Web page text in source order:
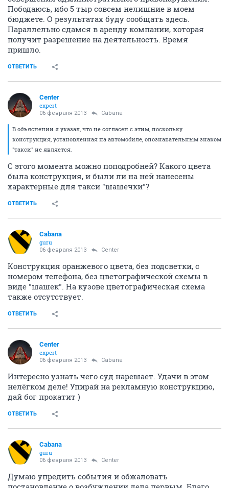
Пободаюсь, ибо 5 тыр совсем нелишние в моем
бюджете. О результатах буду сообщать здесь.
Параллельно сдамся в аренду компании, которая
получит разрешение на деятельность. Время
пришло.
ОТВЕТИТЬ
Center
expert
06 февраля 2013 Cabana
В объяснении я указал, что не согласен с этим, поскольку
конструкция, установленная на автомобиле, опознавательным знаком
"такси" не является.
С этого момента можно поподробней? Какого цвета
была конструкция, и были ли на ней нанесены
характерные для такси "шашечки"?
ОТВЕТИТЬ
Cabana
guru
06 февраля 2013 Center
Конструкция оранжевого цвета, без подсветки, с
номером телефона, без цветографической схемы в
виде "шашек". На кузове цветографическая схема
также отсутствует.
ОТВЕТИТЬ
Center
expert
06 февраля 2013 Cabana
Интересно узнать чего суд нарешает. Удачи в этом
нелёгком деле! Упирай на рекламную конструкцию,
дай бог прокатит )
ОТВЕТИТЬ
Cabana
guru
06 февраля 2013 Center
Думаю упредить события и обжаловать